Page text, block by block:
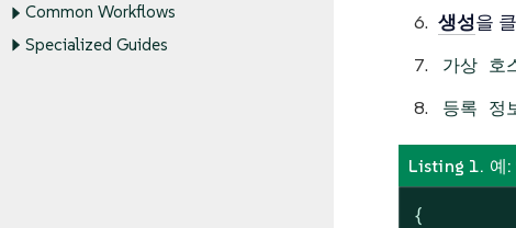
Common Workflows
Specialized Guides
생성을
가상 호
등록 정
Listing 1. 예:
{